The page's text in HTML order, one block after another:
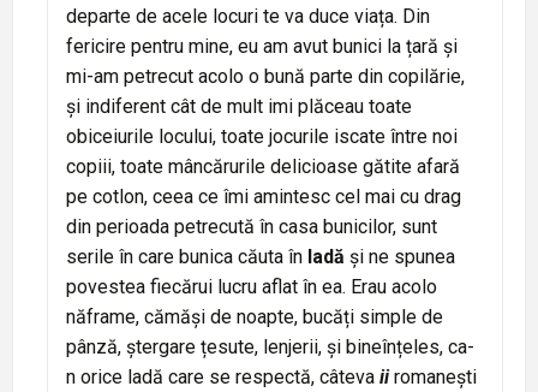
departe de acele locuri te va duce viața. Din
fericire pentru mine, eu am avut bunici la țară și
mi-am petrecut acolo o bună parte din copilărie,
și indiferent cât de mult imi plăceau toate
obiceiurile locului, toate jocurile iscate între noi
copiii, toate mâncărurile delicioase gătite afară
pe cotlon, ceea ce îmi amintesc cel mai cu drag
din perioada petrecută în casa bunicilor, sunt
serile în care bunica căuta în ladă și ne spunea
povestea fiecărui lucru aflat în ea. Erau acolo
năframe, cămăși de noapte, bucăți simple de
pânză, ștergare țesute, lenjerii, și bineînțeles, ca-
n orice ladă care se respectă, câteva iiromanești